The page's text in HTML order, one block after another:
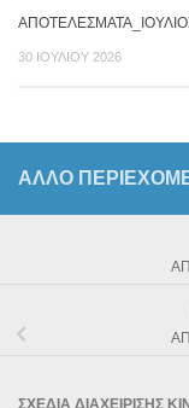
30 ΙΟΥΛΊΟΥ 2026
ΆΛΛΟ
ΣΧΕΔΙΑ ΔΙΑΧΕΙΡΙΣΗΣ